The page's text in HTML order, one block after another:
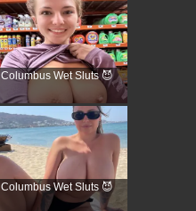
Columbus Wet Sluts 😈
Columbus Wet Sluts 😈